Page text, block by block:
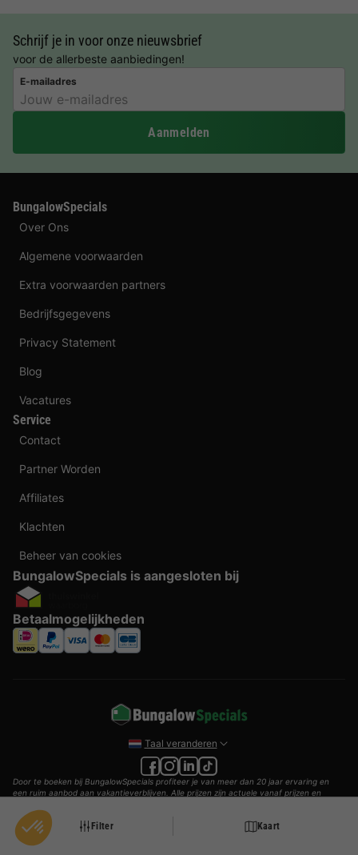
Filter Kaart
Schrijf je in voor onze nieuwsbrief
voor de allerbeste aanbiedingen!
E-mailadres
Aanmelden
BungalowSpecials
Over Ons
Algemene voorwaarden
Extra voorwaarden partners
Bedrijfsgegevens
Privacy Statement
Blog
Vacatures
Service
Contact
Partner Worden
Affiliates
Klachten
Beheer van cookies
BungalowSpecials is aangesloten bij
Betaalmogelijkheden
Taal veranderen
Door te boeken bij BungalowSpecials profiteer je van meer dan 20 jaar ervaring en
een ruim aanbod aan vakantieverblijven. Alle prijzen zijn actuele vanaf prijzen en
prijzen zijn inclusief btw en exclusief reserveringskosten, verplichte toeslagen per
persoon (per nacht) en eventuele toeristenbelasting. Door middel van cookies willen
wij je zo goed mogelijk van dienst zijn.